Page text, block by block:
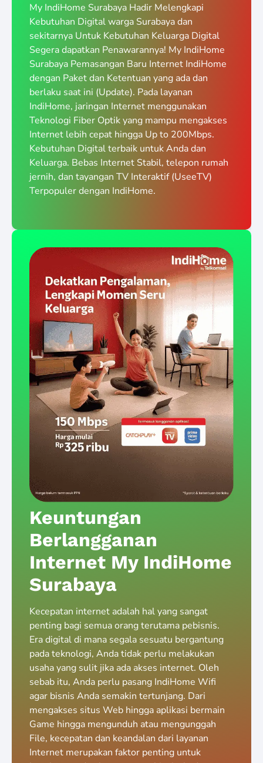
My IndiHome Surabaya Hadir Melengkapi
Kebutuhan Digital warga Surabaya dan
sekitarnya Untuk Kebutuhan Keluarga Digital
Segera dapatkan Penawarannya! My IndiHome
Surabaya Pemasangan Baru Internet IndiHome
dengan Paket dan Ketentuan yang ada dan
berlaku saat ini (Update). Pada layanan
IndiHome, jaringan Internet menggunakan
Teknologi Fiber Optik yang mampu mengakses
Internet lebih cepat hingga Up to 200Mbps.
Kebutuhan Digital terbaik untuk Anda dan
Keluarga. Bebas Internet Stabil, telepon rumah
jernih, dan tayangan TV Interaktif (UseeTV)
Terpopuler dengan IndiHome.
Keuntungan
Berlangganan
Internet My IndiHome
Surabaya
Kecepatan internet adalah hal yang sangat
penting bagi semua orang terutama pebisnis.
Era digital di mana segala sesuatu bergantung
pada teknologi, Anda tidak perlu melakukan
usaha yang sulit jika ada akses internet. Oleh
sebab itu, Anda perlu pasang IndiHome Wifi
agar bisnis Anda semakin tertunjang. Dari
mengakses situs Web hingga aplikasi bermain
Game hingga mengunduh atau mengunggah
File, kecepatan dan keandalan dari layanan
Internet merupakan faktor penting untuk